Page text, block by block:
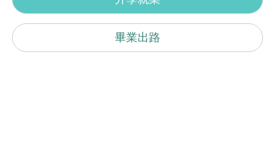
畢業出路